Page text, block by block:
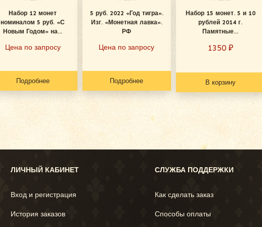
Набор 12 монет
номиналом 5 руб. «С
Новым Годом» на...
Цена по запросу
Подробнее
5 руб. 2022 «Год тигра».
Изг. «Монетная лавка».
РФ
Цена по запросу
Подробнее
Набор 15 монет. 5 и 10
рублей 2014 г.
Памятные...
1350 ₽
В корзину
ЛИЧНЫЙ КАБИНЕТ
Вход и регистрация
История заказов
СЛУЖБА ПОДДЕРЖКИ
Как сделать заказ
Способы оплаты